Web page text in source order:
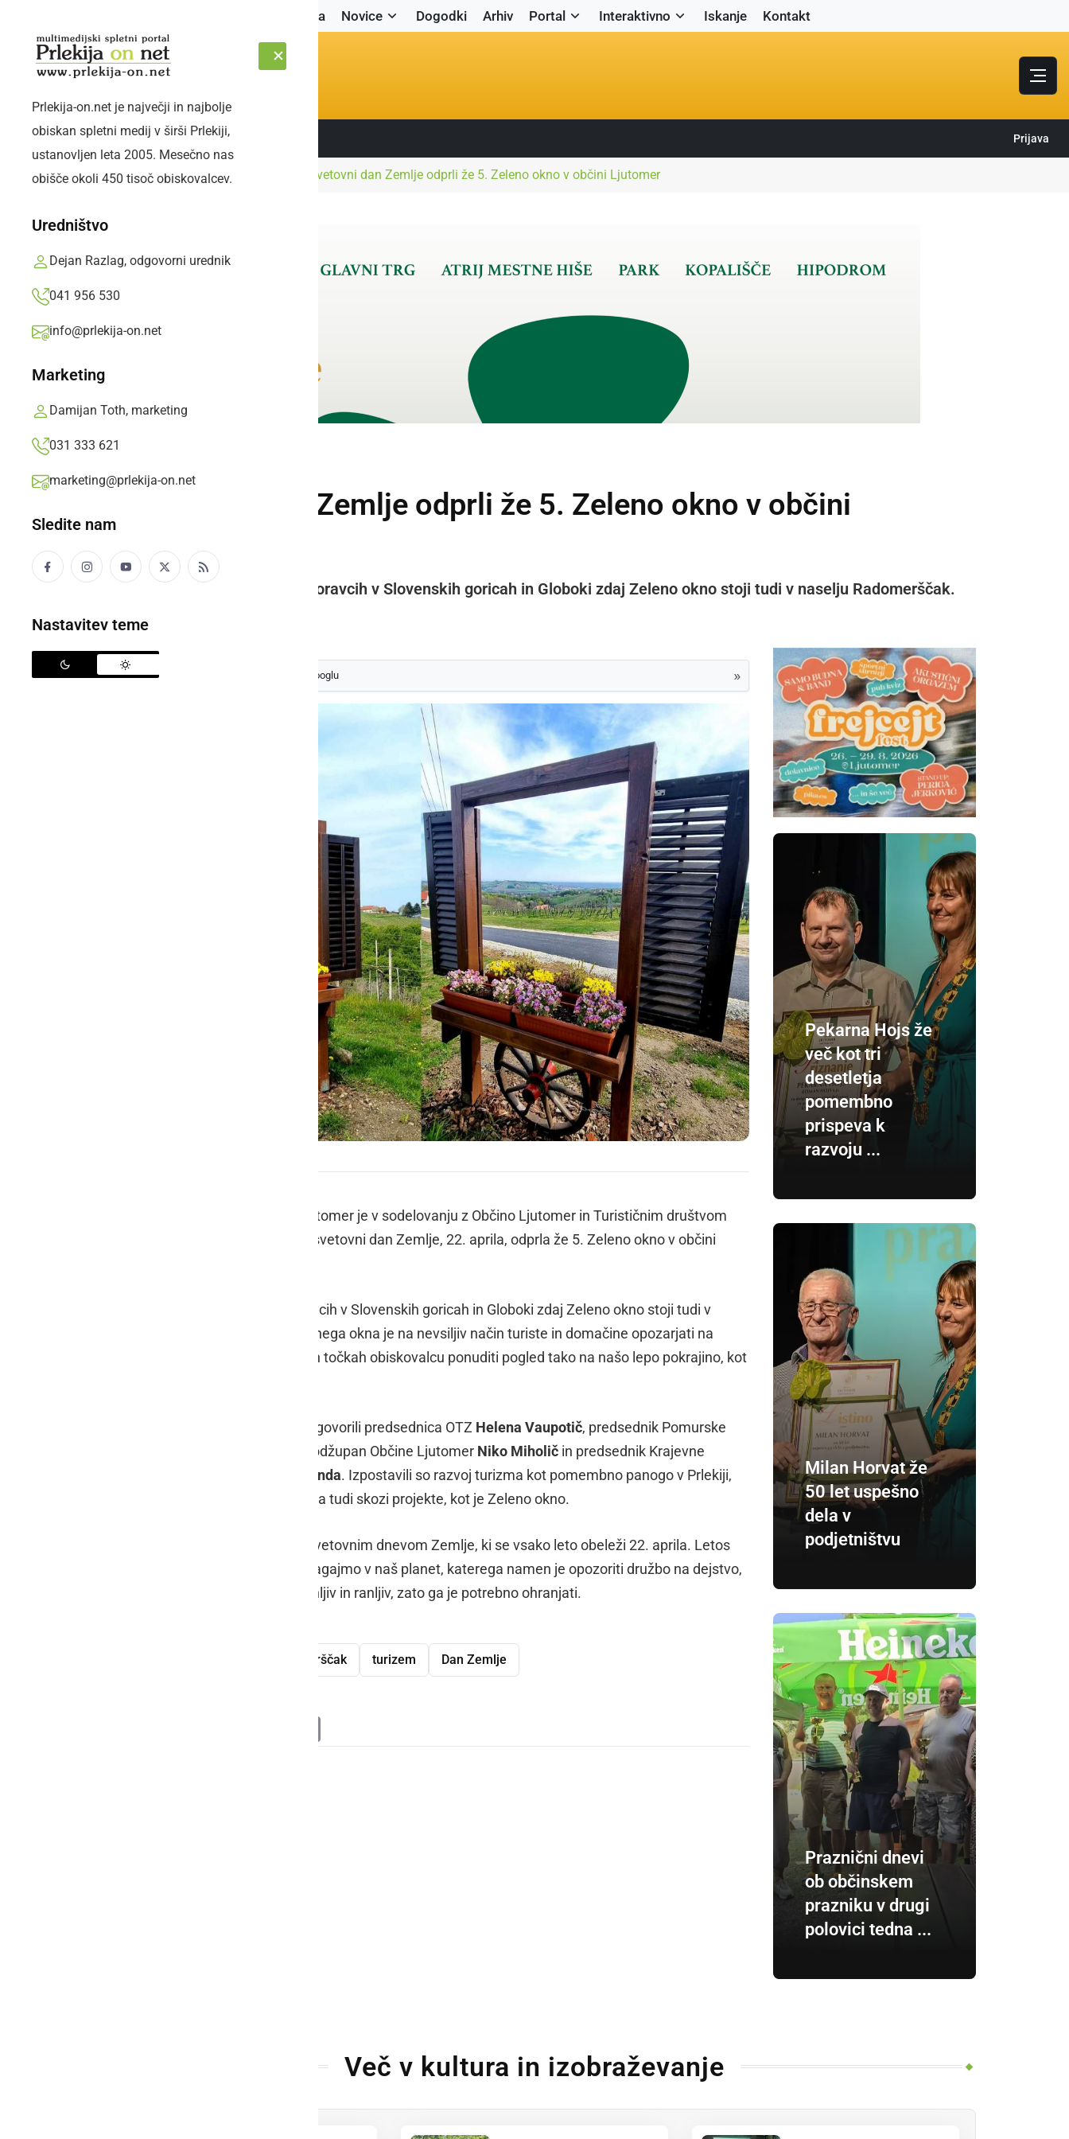
Naslovnica Novice Dogodki Arhiv Portal Interaktivno Iskanje Kontakt
SOBOTA, 8. AVGUST 2026 Sledite nam: Prijava
Prlekija-on.net je največji in najbolje
obiskan spletni medij v širši Prlekiji,
ustanovljen leta 2005. Mesečno nas
obišče okoli 450 tisoč obiskovalcev.
Uredništvo
Dejan Razlag, odgovorni urednik
041 956 530
info@prlekija-on.net
Marketing
Damijan Toth, marketing
031 333 621
marketing@prlekija-on.net
Sledite nam
Nastavitev teme
Naslovnica Kultura in izobraževanje Na svetovni dan Zemlje odprli že 5. Zeleno okno v občini Ljutomer
Na svetovni dan Zemlje odprli že 5. Zeleno okno v občini
Ljutomer
Po Jeruzalemu, Cezanjevcih, Moravcih v Slovenskih goricah in Globoki zdaj Zeleno okno stoji tudi v naselju Radomerščak.
IzberitePrlekijo kot svoj prednostni vir na Googlu »
Občinska turistična zveza (OTZ) Ljutomer je v sodelovanju z Občino Ljutomer in Turističnim društvom
(TD) Železne Dveri - Radomerje na svetovni dan Zemlje, 22. aprila, odprla že 5. Zeleno okno v občini
Po Jeruzalemu, Cezanjevcih, Moravcih v Slovenskih goricah in Globoki zdaj Zeleno okno stoji tudi v
naselju Radomerščak. Namen Zelenega okna je na nevsiljiv način turiste in domačine opozarjati na
lepote naših krajev ter na razglednih točkah obiskovalcu ponuditi pogled tako na našo lepo pokrajino, kot
Na slovesnem odprtju so zbrane nagovorili predsednica OTZ Helena Vaupotič, predsednik Pomurske
, podžupan Občine Ljutomer Niko Miholič in predsednik Krajevne
Marjan Munda. Izpostavili so razvoj turizma kot pomembno panogo v Prlekiji,
veseli pa jih, da se turizem promovira tudi skozi projekte, kot je Zeleno okno.
Odprtje Zelenega okna sovpada s svetovnim dnevom Zemlje, ki se vsako leto obeleži 22. aprila. Letos
obeležitev poteka pod sloganom Vlagajmo v naš planet, katerega namen je opozoriti družbo na dejstvo,
da je planet, na katerem živimo, minljiv in ranljiv, zato ga je potrebno ohranjati.
Radomerščak turizem Dan Zemlje
PrintFriendly
Pekarna Hojs že
več kot tri
desetletja
pomembno
prispeva k
razvoju ...
Milan Horvat že
50 let uspešno
dela v
podjetništvu
Praznični dnevi
ob občinskem
prazniku v drugi
polovici tedna ...
Več v kultura in izobraževanje